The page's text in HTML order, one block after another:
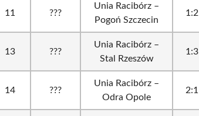
11 ???
Unia Racibórz –
Pogoń Szczecin
1:2
13 ???
Unia Racibórz –
Stal Rzeszów
1:3
14 ???
Unia Racibórz –
Odra Opole
2:1